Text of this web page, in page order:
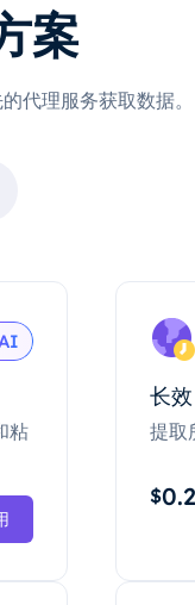
案
代理服务获取数据。
粘
长
提取
$